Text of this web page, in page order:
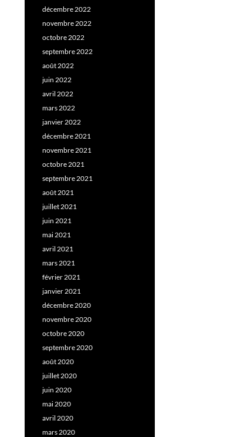
décembre 2022
novembre 2022
octobre 2022
septembre 2022
août 2022
juin 2022
avril 2022
mars 2022
janvier 2022
décembre 2021
novembre 2021
octobre 2021
septembre 2021
août 2021
juillet 2021
juin 2021
mai 2021
avril 2021
mars 2021
février 2021
janvier 2021
décembre 2020
novembre 2020
octobre 2020
septembre 2020
août 2020
juillet 2020
juin 2020
mai 2020
avril 2020
mars 2020